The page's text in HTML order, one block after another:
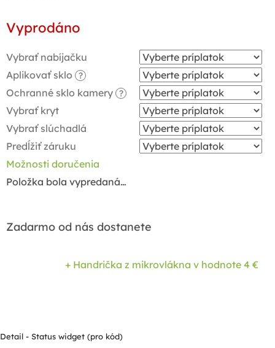
cena:
Vyprodáno
Vybrať nabíjačku
Aplikovať sklo
?
Ochranné sklo kamery ?
Vybrať kryt
Vybrať slúchadlá
Predĺžiť záruku
Možnosti doručenia
Položka bola vypredaná…
Zadarmo od nás dostanete
+ Handrička z mikrovlákna v hodnote 4 €
Detail - Status widget (pro kód)